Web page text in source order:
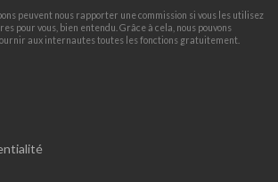
peuvent nous rapporter une commission si vous les utilisez
pour vous, bien entendu. Grâce à cela, nous pouvons
aux internautes toutes les fonctions gratuitement.